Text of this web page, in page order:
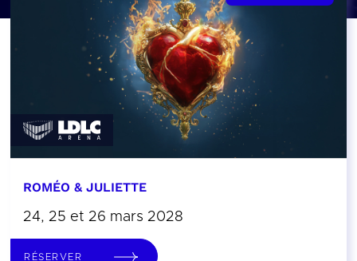
ROMÉO & JULIETTE
24, 25 et 26 mars 2028
RÉSERVER